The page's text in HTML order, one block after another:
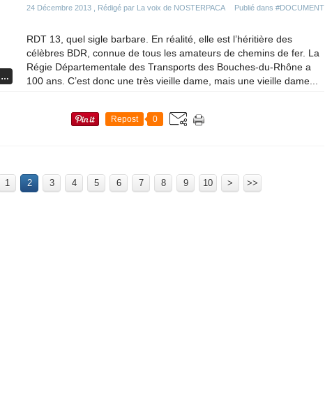
…
24 Décembre 2013 , Rédigé par La voix de NOSTERPACA Publié dans #DOCUMENT
RDT 13, quel sigle barbare. En réalité, elle est l’héritière des
célèbres BDR, connue de tous les amateurs de chemins de fer. La
Régie Départementale des Transports des Bouches-du-Rhône a
100 ans. C’est donc une très vieille dame, mais une vieille dame...
Repost 0
1 2 3 4 5 6 7 8 9 10 > >>